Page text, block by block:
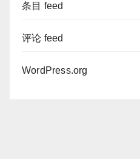
条目 feed
评论 feed
WordPress.org